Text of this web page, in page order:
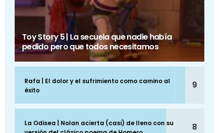
Toy Story 5 | La secuela que nadie había
pedido pero que todos necesitamos
Rafa | El dolor y el sufrimiento como camino al
éxito
9
La Odisea | Nolan acierta (casi) de lleno con su
8